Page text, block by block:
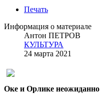
Печать
Информация о материале
Антон ПЕТРОВ
КУЛЬТУРА
24 марта 2021
Оке и Орлике неожиданно